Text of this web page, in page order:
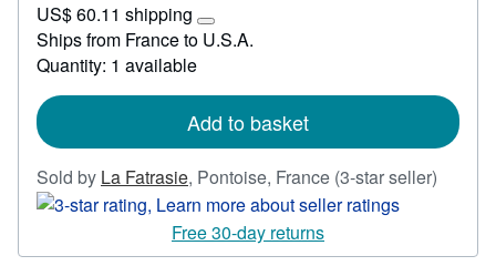
309.58
US$ 60.11 shipping
Learn
more
rates
Ships from France to U.S.A.
Quantity: 1 available
Add to basket
Sold by La Fatrasie, Pontoise, France (3-star seller)
out
Free 30-day returns